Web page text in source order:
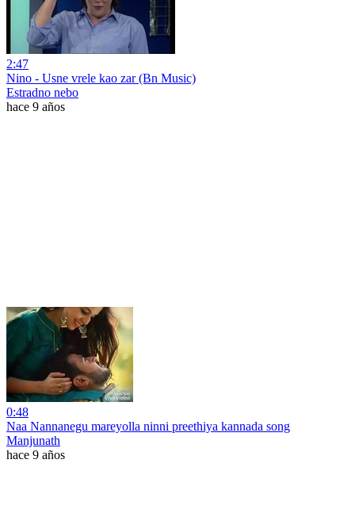
2:47
Nino - Usne vrele kao zar (Bn Music)
Estradno nebo
hace 9 años
0:48
Naa Nannanegu mareyolla ninni preethiya kannada song
Manjunath
hace 9 años